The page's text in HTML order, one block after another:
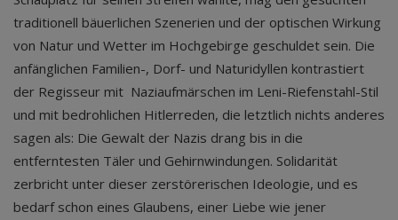
traditionell bäuerlichen Szenerien und der optischen Wirkung
von Natur und Wetter im Hochgebirge geschuldet sein. Die
anfänglichen Familien-, Dorf- und Naturidyllen kontrastiert
der Regisseur mit Naziaufmärschen im Leni-Riefenstahl-Stil
und mit bedrohlichen Hitlerreden, die letztlich nichts anderes
sagen als: Die Gewalt der Nazis drang bis in die
entferntesten Täler und Gehirnwindungen. Solidarität
zerbricht unter dieser zerstörerischen Ideologie, und es
bedarf schon eines Glaubens, einer Liebe wie jener